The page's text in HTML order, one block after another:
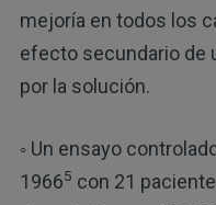
mejoría en todos los
efecto secundario de
por la solución.
◦ Un ensayo
19665 con 21